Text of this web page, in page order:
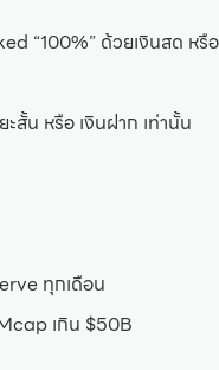
“100%” ด้วยเงินสด หรื
สั้น หรือ เงินฝาก เท่านั้น
ทุกเดือน
เกิน $50B